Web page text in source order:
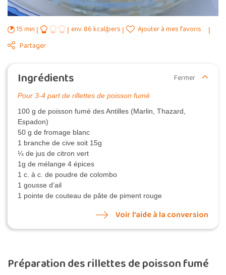
15 min env. 86 kcal/pers
Ajouter à mes favoris
Partager
Ingrédients Fermer
Pour 3-4 part de rillettes de poisson fumé
100 g de poisson fumé des Antilles (Marlin, Thazard,
Espadon)
50 g de fromage blanc
1 branche de cive soit 15g
¼ de jus de citron vert
1g de mélange 4 épices
1 c. à c. de poudre de colombo
1 gousse d’ail
1 pointe de couteau de pâte de piment rouge
Voir l’aide à la conversion
Préparation des rillettes de poisson fumé